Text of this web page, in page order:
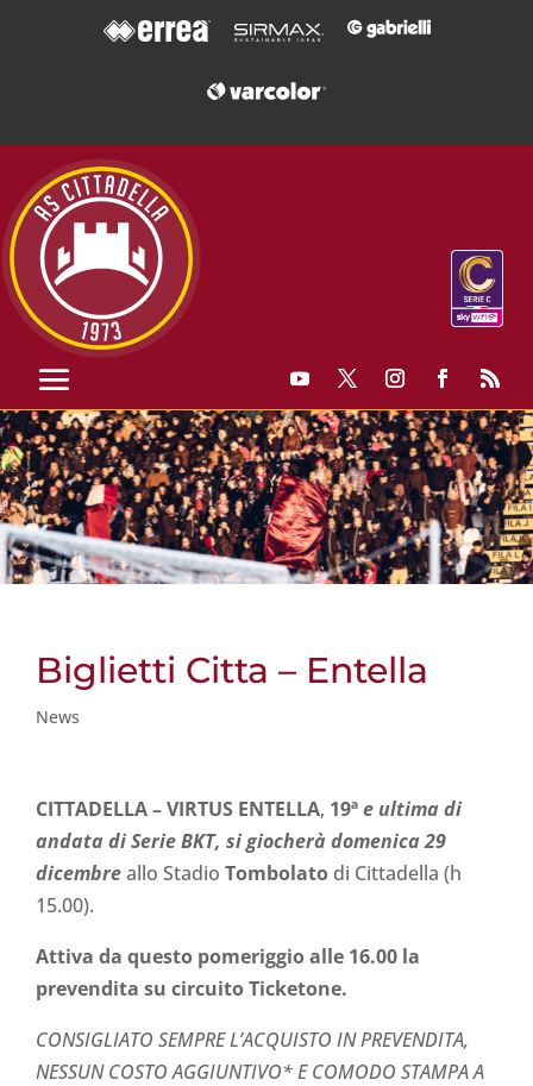
Biglietti Citta – Entella
News
CITTADELLA – VIRTUS ENTELLA, 19ªe ultima di
andata di Serie BKT, si giocherà domenica 29
dicembreallo Stadio Tombolato di Cittadella (h
15.00).
Attiva da questo pomeriggio alle 16.00 la
prevendita su circuito Ticketone.
CONSIGLIATO SEMPRE L’ACQUISTO IN PREVENDITA,
NESSUN COSTO AGGIUNTIVO* E COMODO STAMPA A